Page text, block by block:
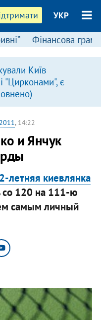
УКР
Фінансова
Київ
"Цирконами", є
, 14:22
и Янчук
летняя киевлянка
со 120 на 111-ю
самым личный